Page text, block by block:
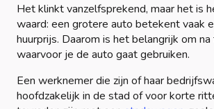
Het klinkt vanzelfsprekend, maar het is
waard: een grotere auto betekent vaak
huurprijs. Daarom is het belangrijk om
waarvoor je de auto gaat gebruiken.
Een werknemer die zijn of haar
hoofdzakelijk in de stad of voor korte